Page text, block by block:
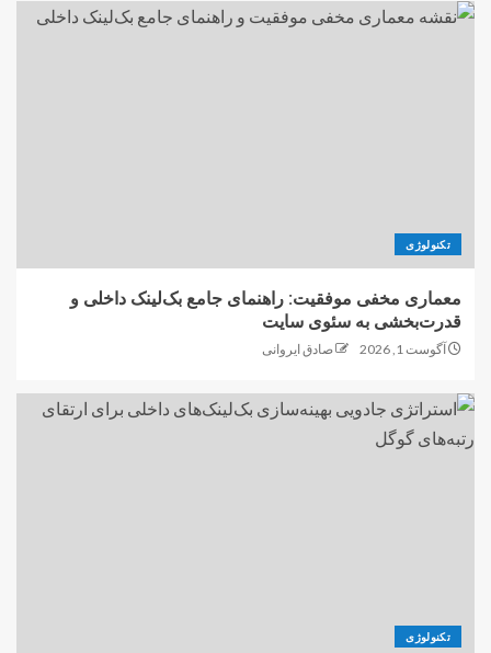
تکنولوژی
معماری مخفی موفقیت: راهنمای جامع بک‌لینک داخلی و
قدرت‌بخشی به سئوی سایت
آگوست 1, 2026 صادق ایروانی
تکنولوژی